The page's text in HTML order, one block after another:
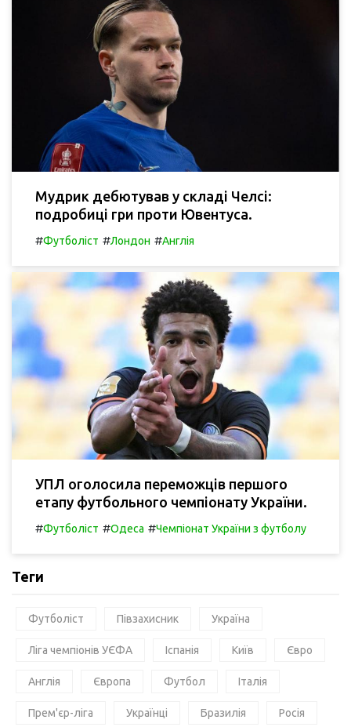
Мудрик дебютував у складі Челсі:
подробиці гри проти Ювентуса.
#Футболіст #Лондон #Англія
УПЛ оголосила переможців першого
етапу футбольного чемпіонату України.
#Футболіст #Одеса #Чемпіонат України з футболу
Теги
Футболіст Півзахисник Україна
Ліга чемпіонів УЄФА Іспанія Київ Євро
Англія Європа Футбол Італія
Прем'єр-ліга Українці Бразилія Росія